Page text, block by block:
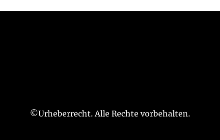
©Urheberrecht. Alle Rechte vorbehalten.